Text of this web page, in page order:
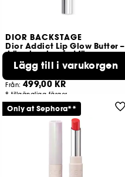
DIOR BACKSTAGE
Dior Addict Lip Glow Butter –
högglansig vård för
läpparna
Från: 499,00 KR
8 tillgängliga färger
Lägg till i varukorgen
Only at Sephora**